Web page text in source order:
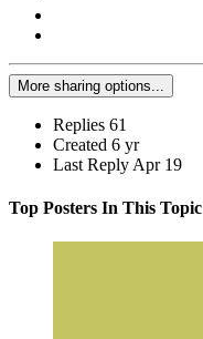
More sharing options...
Replies 61
Created 6 yr
Last Reply Apr 19
Top Posters In This Topic